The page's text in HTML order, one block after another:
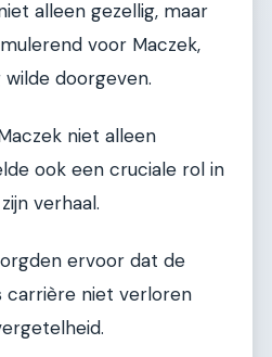
alleen gezellig, maar
voor Maczek,
wilde doorgeven.
niet alleen
ook een cruciale rol in
verhaal.
ervoor dat de
carrière niet verloren